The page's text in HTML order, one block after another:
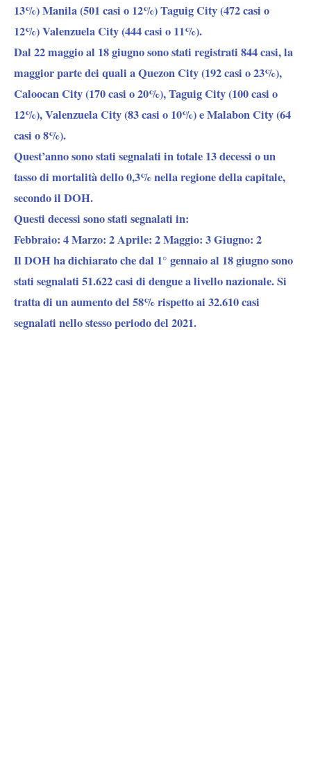
13%) Manila (501 casi o 12%) Taguig City (472 casi o
12%) Valenzuela City (444 casi o 11%).
Dal 22 maggio al 18 giugno sono stati registrati 844 casi, la
maggior parte dei quali a Quezon City (192 casi o 23%),
Caloocan City (170 casi o 20%), Taguig City (100 casi o
12%), Valenzuela City (83 casi o 10%) e Malabon City (64
casi o 8%).
Quest’anno sono stati segnalati in totale 13 decessi o un
tasso di mortalità dello 0,3% nella regione della capitale,
secondo il DOH.
Questi decessi sono stati segnalati in:
Febbraio: 4 Marzo: 2 Aprile: 2 Maggio: 3 Giugno: 2
Il DOH ha dichiarato che dal 1° gennaio al 18 giugno sono
stati segnalati 51.622 casi di dengue a livello nazionale. Si
tratta di un aumento del 58% rispetto ai 32.610 casi
segnalati nello stesso periodo del 2021.